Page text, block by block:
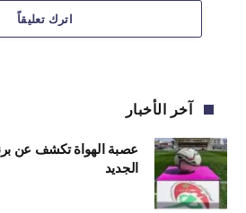
اترك تعليقاً
آخر الأخبار
عصبة الهواة تكشف عن
الجديد